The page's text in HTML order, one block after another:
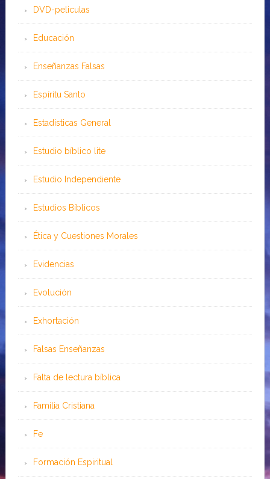
DVD-peliculas
Educación
Enseñanzas Falsas
Espíritu Santo
Estadísticas General
Estudio bíblico lite
Estudio Independiente
Estudios Bíblicos
Ética y Cuestiones Morales
Evidencias
Evolución
Exhortación
Falsas Enseñanzas
Falta de lectura bíblica
Familia Cristiana
Fe
Formación Espiritual